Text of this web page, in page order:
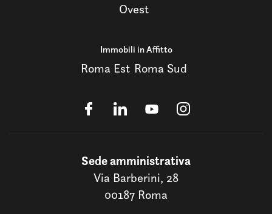
Ovest
Immobili in Affitto
Roma Est Roma Sud
Sede amministrativa
Via Barberini, 28
00187 Roma